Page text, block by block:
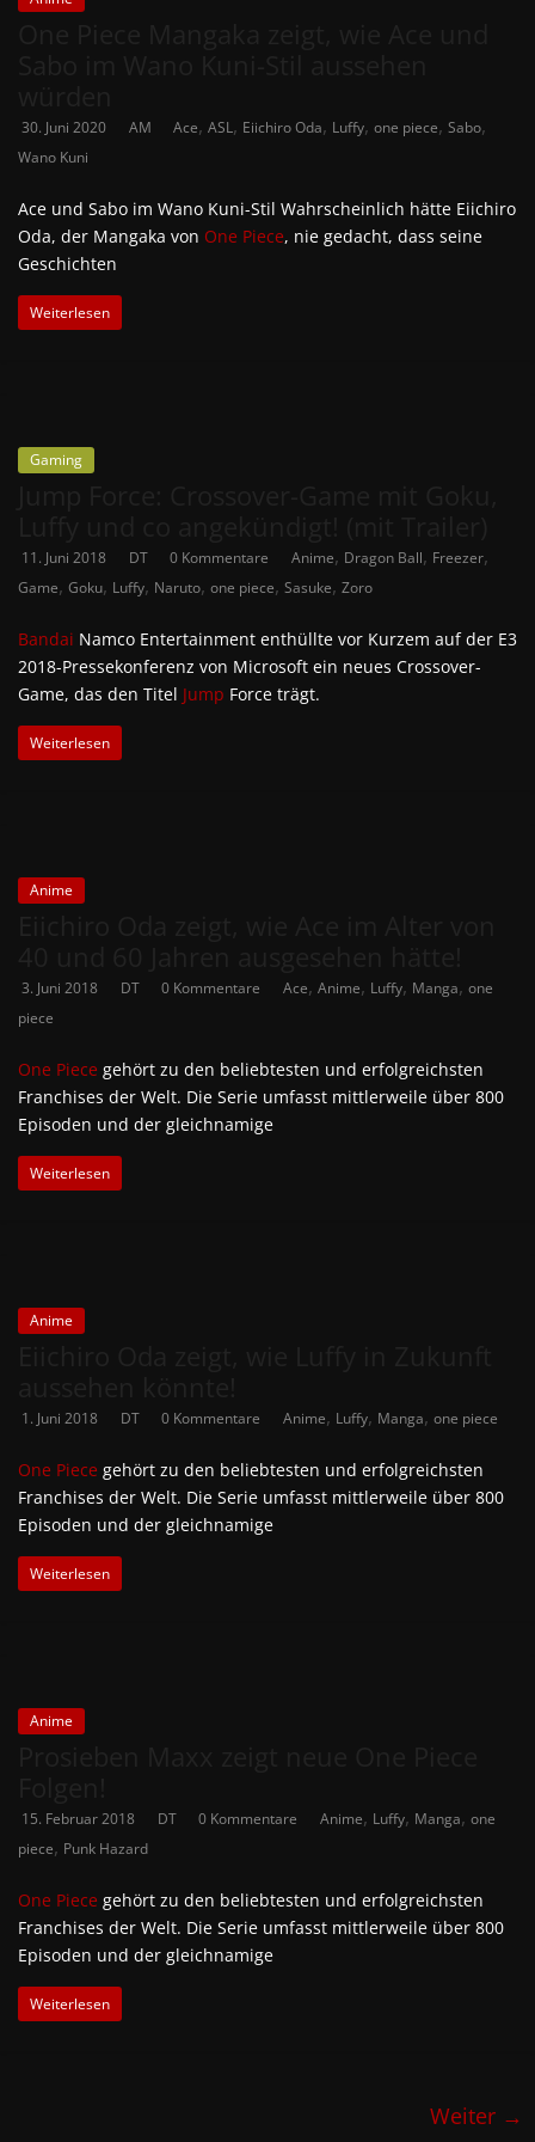
30. Juni 2020 AM Ace, ASL, Eiichiro Oda, Luffy, one piece, Sabo,
Wano Kuni
Ace und Sabo im Wano Kuni-Stil Wahrscheinlich hätte Eiichiro
Oda, der Mangaka von One Piece, nie gedacht, dass seine
Geschichten
Weiterlesen
Gaming
11. Juni 2018 DT 0 Kommentare Anime, Dragon Ball, Freezer,
Game, Goku, Luffy, Naruto, one piece, Sasuke, Zoro
Bandai Namco Entertainment enthüllte vor Kurzem auf der E3
2018-Pressekonferenz von Microsoft ein neues Crossover-
Game, das den Titel Jump Force trägt.
Weiterlesen
Anime
3. Juni 2018 DT 0 Kommentare Ace, Anime, Luffy, Manga, one
piece
One Piece gehört zu den beliebtesten und erfolgreichsten
Franchises der Welt. Die Serie umfasst mittlerweile über 800
Episoden und der gleichnamige
Weiterlesen
Anime
1. Juni 2018 DT 0 Kommentare Anime, Luffy, Manga, one piece
One Piece gehört zu den beliebtesten und erfolgreichsten
Franchises der Welt. Die Serie umfasst mittlerweile über 800
Episoden und der gleichnamige
Weiterlesen
Anime
15. Februar 2018 DT 0 Kommentare Anime, Luffy, Manga, one
piece, Punk Hazard
One Piece gehört zu den beliebtesten und erfolgreichsten
Franchises der Welt. Die Serie umfasst mittlerweile über 800
Episoden und der gleichnamige
Weiterlesen
Weiter →